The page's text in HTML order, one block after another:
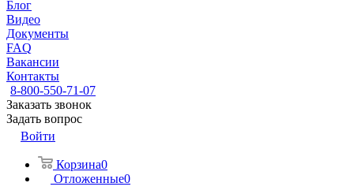
Блог
Видео
Документы
FAQ
Вакансии
Контакты
8-800-550-71-07
Заказать звонок
Задать вопрос
Войти
Корзина0
Отложенные0